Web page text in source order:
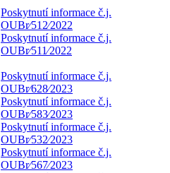
Poskytnutí informace č.j.
OUBr⁄512⁄2022
Poskytnutí informace č.j.
OUBr⁄511⁄2022
Poskytnutí informace č.j.
OUBr⁄628⁄2023
Poskytnutí informace č.j.
OUBr⁄583⁄2023
Poskytnutí informace č.j.
OUBr⁄532⁄2023
Poskytnutí informace č.j.
OUBr⁄567⁄2023